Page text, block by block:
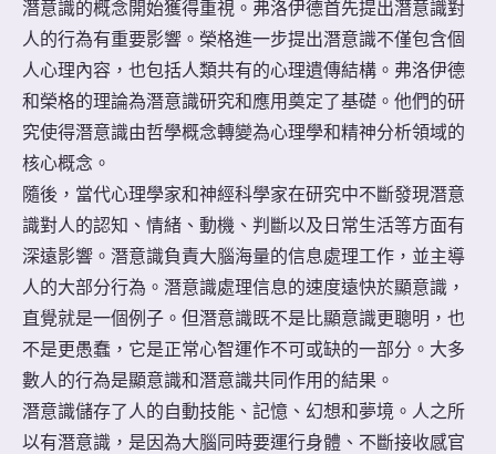
潛意識的概念開始獲得重視。弗洛伊德首先提出潛意識對
人的行為有重要影響。榮格進一步提出潛意識不僅包含個
人心理內容，也包括人類共有的心理遺傳結構。弗洛伊德
和榮格的理論為潛意識研究和應用奠定了基礎。他們的研
究使得潛意識由哲學概念轉變為心理學和精神分析領域的
核心概念。
隨後，當代心理學家和神經科學家在研究中不斷發現潛意
識對人的認知、情緒、動機、判斷以及日常生活等方面有
深遠影響。潛意識負責大腦海量的信息處理工作，並主導
人的大部分行為。潛意識處理信息的速度遠快於顯意識，
直覺就是一個例子。但潛意識既不是比顯意識更聰明，也
不是更愚蠢，它是正常心智運作不可或缺的一部分。大多
數人的行為是顯意識和潛意識共同作用的結果。
潛意識儲存了人的自動技能、記憶、幻想和夢境。人之所
以有潛意識，是因為大腦同時要運行身體、不斷接收感官